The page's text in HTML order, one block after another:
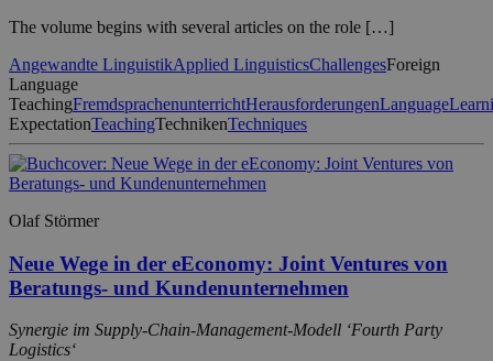
The volume begins with several articles on the role […]
Angewandte LinguistikApplied LinguisticsChallengesForeign
Language
TeachingFremdsprachenunterrichtHerausforderungenLanguage
ExpectationTeachingTechnikenTechniques
Olaf Störmer
Neue Wege in der eEconomy: Joint Ventures von
Beratungs- und Kundenunternehmen
Synergie im Supply-Chain-Management-Modell ‘Fourth Party
Logistics‘